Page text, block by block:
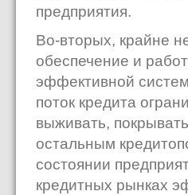
предприятия.
Во-вторых, крайне
обеспечение и
эффективной
поток кредита
выживать,
остальным
состоянии
кредитных рынках